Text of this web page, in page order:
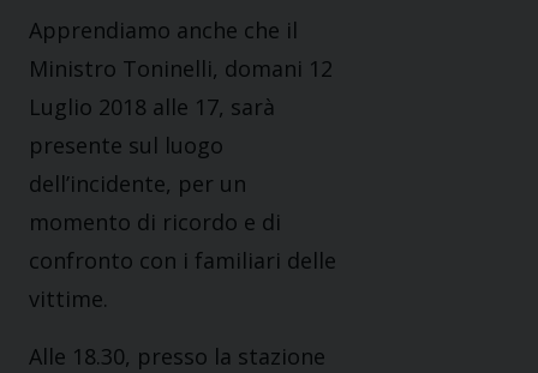
Apprendiamo anche che il
Ministro Toninelli, domani 12
Luglio 2018 alle 17, sarà
presente sul luogo
dell’incidente, per un
momento di ricordo e di
confronto con i familiari delle
vittime.
Alle 18.30, presso la stazione